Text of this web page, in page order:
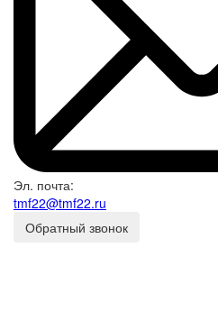
Эл. почта:
tmf22@tmf22.ru
Обратный звонок